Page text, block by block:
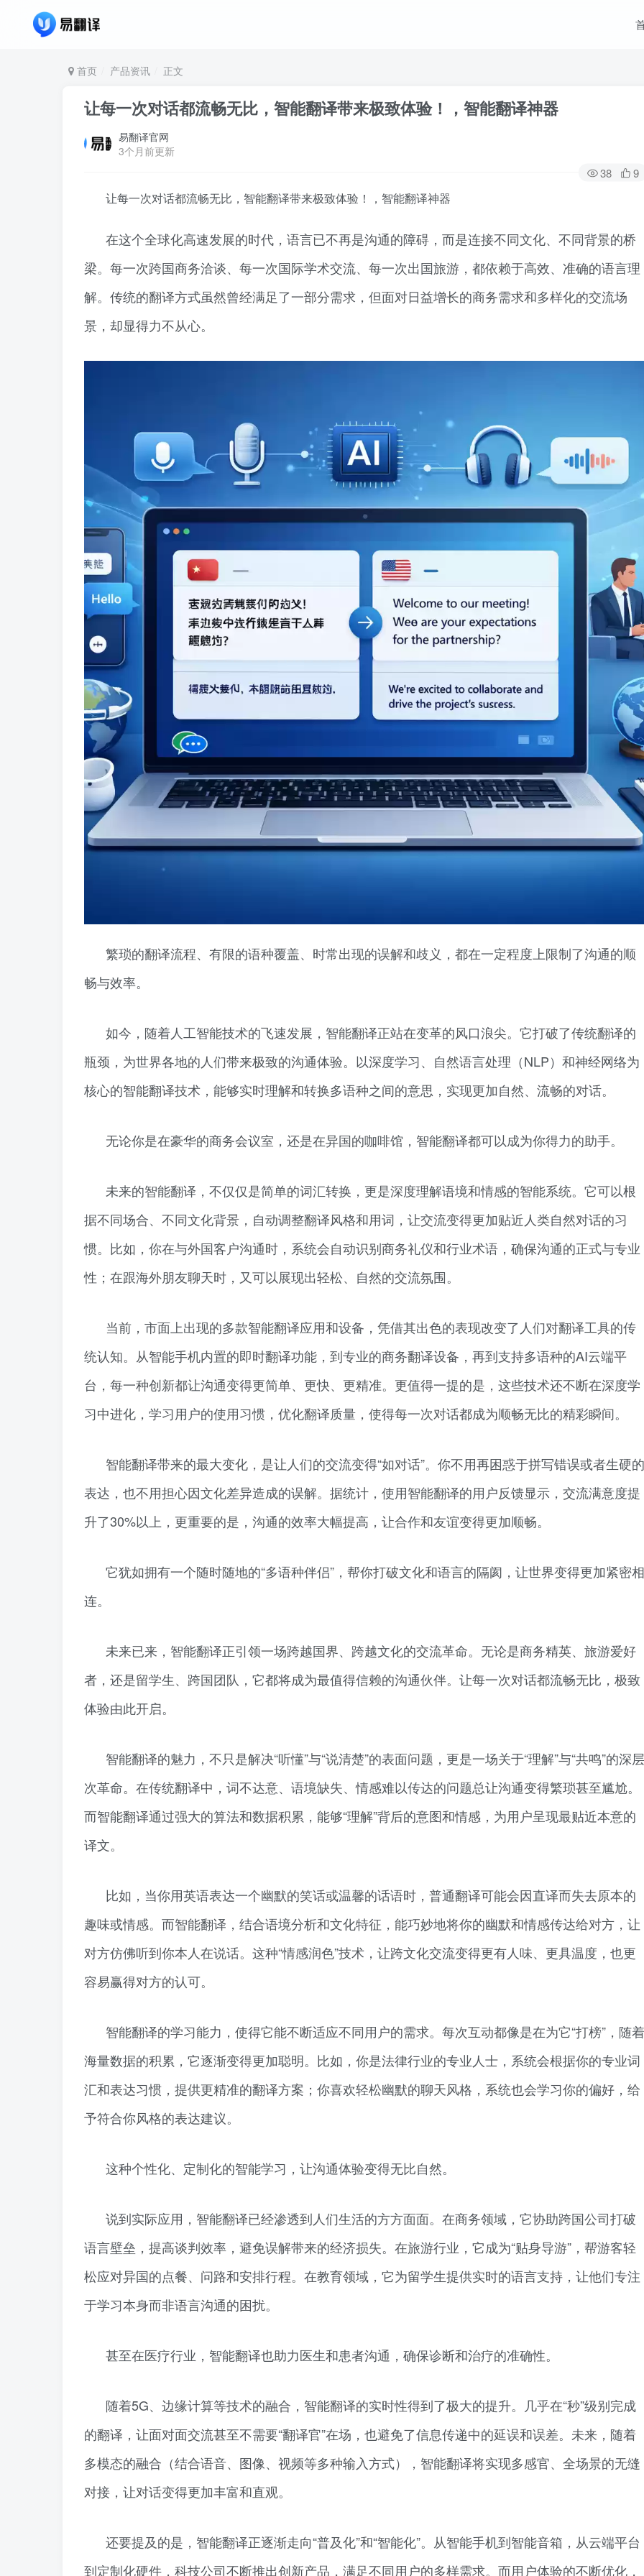
首页 产品资讯 正文
让每一次对话都流畅无比，智能翻译带来极致体验！，智能翻译神器
易翻译官网
3个月前更新
38 9
让每一次对话都流畅无比，智能翻译带来极致体验！，智能翻译神器
在这个全球化高速发展的时代，语言已不再是沟通的障碍，而是连接不同文化、不同背景的桥
梁。每一次跨国商务洽谈、每一次国际学术交流、每一次出国旅游，都依赖于高效、准确的语言理
解。传统的翻译方式虽然曾经满足了一部分需求，但面对日益增长的商务需求和多样化的交流场
景，却显得力不从心。
繁琐的翻译流程、有限的语种覆盖、时常出现的误解和歧义，都在一定程度上限制了沟通的顺
畅与效率。
如今，随着人工智能技术的飞速发展，智能翻译正站在变革的风口浪尖。它打破了传统翻译的
瓶颈，为世界各地的人们带来极致的沟通体验。以深度学习、自然语言处理（NLP）和神经网络为
核心的智能翻译技术，能够实时理解和转换多语种之间的意思，实现更加自然、流畅的对话。
无论你是在豪华的商务会议室，还是在异国的咖啡馆，智能翻译都可以成为你得力的助手。
未来的智能翻译，不仅仅是简单的词汇转换，更是深度理解语境和情感的智能系统。它可以根
据不同场合、不同文化背景，自动调整翻译风格和用词，让交流变得更加贴近人类自然对话的习
惯。比如，你在与外国客户沟通时，系统会自动识别商务礼仪和行业术语，确保沟通的正式与专业
性；在跟海外朋友聊天时，又可以展现出轻松、自然的交流氛围。
当前，市面上出现的多款智能翻译应用和设备，凭借其出色的表现改变了人们对翻译工具的传
统认知。从智能手机内置的即时翻译功能，到专业的商务翻译设备，再到支持多语种的AI云端平
台，每一种创新都让沟通变得更简单、更快、更精准。更值得一提的是，这些技术还不断在深度学
习中进化，学习用户的使用习惯，优化翻译质量，使得每一次对话都成为顺畅无比的精彩瞬间。
智能翻译带来的最大变化，是让人们的交流变得“如对话”。你不用再困惑于拼写错误或者生硬的
表达，也不用担心因文化差异造成的误解。据统计，使用智能翻译的用户反馈显示，交流满意度提
升了30%以上，更重要的是，沟通的效率大幅提高，让合作和友谊变得更加顺畅。
它犹如拥有一个随时随地的“多语种伴侣”，帮你打破文化和语言的隔阂，让世界变得更加紧密相
连。
未来已来，智能翻译正引领一场跨越国界、跨越文化的交流革命。无论是商务精英、旅游爱好
者，还是留学生、跨国团队，它都将成为最值得信赖的沟通伙伴。让每一次对话都流畅无比，极致
体验由此开启。
智能翻译的魅力，不只是解决“听懂”与“说清楚”的表面问题，更是一场关于“理解”与“共鸣”的深层
次革命。在传统翻译中，词不达意、语境缺失、情感难以传达的问题总让沟通变得繁琐甚至尴尬。
而智能翻译通过强大的算法和数据积累，能够“理解”背后的意图和情感，为用户呈现最贴近本意的
译文。
比如，当你用英语表达一个幽默的笑话或温馨的话语时，普通翻译可能会因直译而失去原本的
趣味或情感。而智能翻译，结合语境分析和文化特征，能巧妙地将你的幽默和情感传达给对方，让
对方仿佛听到你本人在说话。这种“情感润色”技术，让跨文化交流变得更有人味、更具温度，也更
容易赢得对方的认可。
智能翻译的学习能力，使得它能不断适应不同用户的需求。每次互动都像是在为它“打榜”，随着
海量数据的积累，它逐渐变得更加聪明。比如，你是法律行业的专业人士，系统会根据你的专业词
汇和表达习惯，提供更精准的翻译方案；你喜欢轻松幽默的聊天风格，系统也会学习你的偏好，给
予符合你风格的表达建议。
这种个性化、定制化的智能学习，让沟通体验变得无比自然。
说到实际应用，智能翻译已经渗透到人们生活的方方面面。在商务领域，它协助跨国公司打破
语言壁垒，提高谈判效率，避免误解带来的经济损失。在旅游行业，它成为“贴身导游”，帮游客轻
松应对异国的点餐、问路和安排行程。在教育领域，它为留学生提供实时的语言支持，让他们专注
于学习本身而非语言沟通的困扰。
甚至在医疗行业，智能翻译也助力医生和患者沟通，确保诊断和治疗的准确性。
随着5G、边缘计算等技术的融合，智能翻译的实时性得到了极大的提升。几乎在“秒”级别完成
的翻译，让面对面交流甚至不需要“翻译官”在场，也避免了信息传递中的延误和误差。未来，随着
多模态的融合（结合语音、图像、视频等多种输入方式），智能翻译将实现多感官、全场景的无缝
对接，让对话变得更加丰富和直观。
还要提及的是，智能翻译正逐渐走向“普及化”和“智能化”。从智能手机到智能音箱，从云端平台
到定制化硬件，科技公司不断推出创新产品，满足不同用户的多样需求。而用户体验的不断优化，